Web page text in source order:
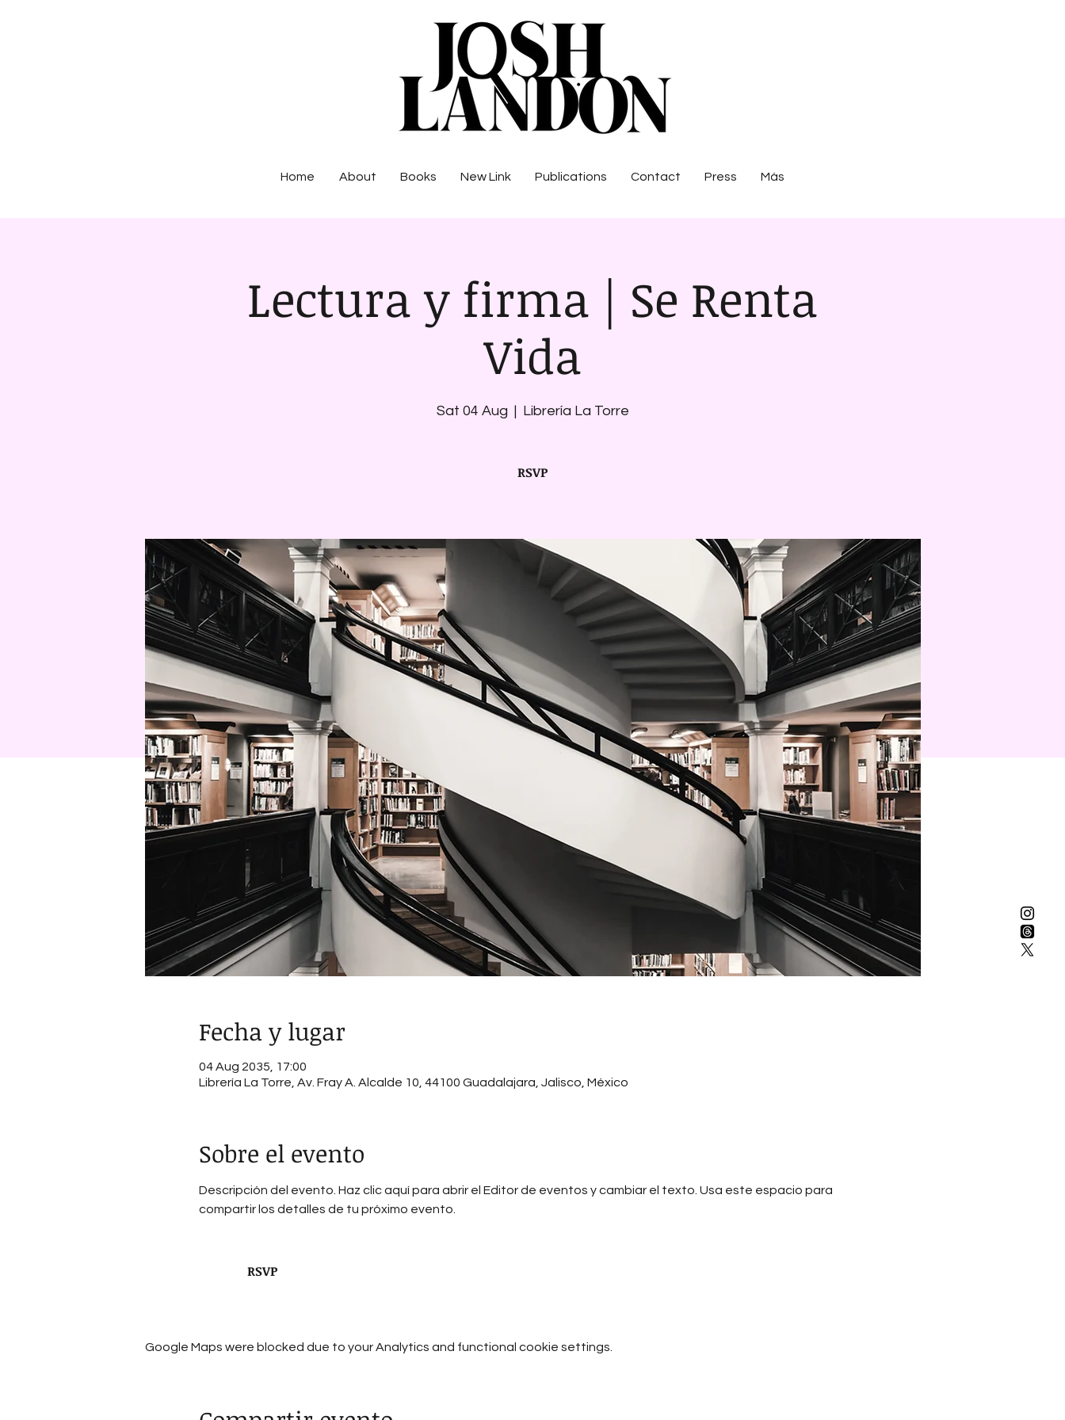
Home About Books New Link Publications Contact Press Más
Lectura y firma | Se Renta
Vida
Sat 04 Aug
  |
Librería La Torre
RSVP
Fecha y lugar
04 Aug 2035, 17:00
Librería La Torre, Av. Fray A. Alcalde 10, 44100 Guadalajara, Jalisco, México
Sobre el evento
Descripción del evento. Haz clic aquí para abrir el Editor de eventos y cambiar el texto. Usa este espacio para
compartir los detalles de tu próximo evento.
RSVP
Google Maps were blocked due to your Analytics and functional cookie settings.